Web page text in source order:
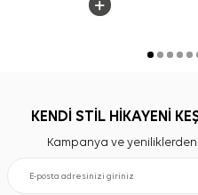
KENDİ STİL HİKAYENİ
Kampanya ve